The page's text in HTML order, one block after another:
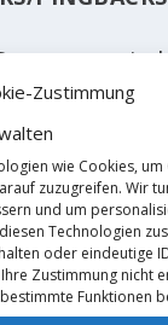
Zustimmung
wie Cookies,
zuzugreifen. Wir
und um
Technologien
oder eindeutige
Zustimmung nicht
Funktionen
Fb8c in
wir
„Flo“
mit der
[…]